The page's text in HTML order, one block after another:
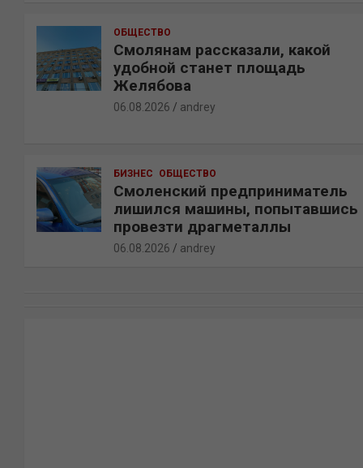
ОБЩЕСТВО
Смолянам рассказали, какой
удобной станет площадь
Желябова
06.08.2026 andrey
БИЗНЕС ОБЩЕСТВО
Смоленский предприниматель
лишился машины, попытавшись
провезти драгметаллы
06.08.2026 andrey